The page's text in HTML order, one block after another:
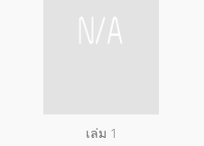
เล่ม 1